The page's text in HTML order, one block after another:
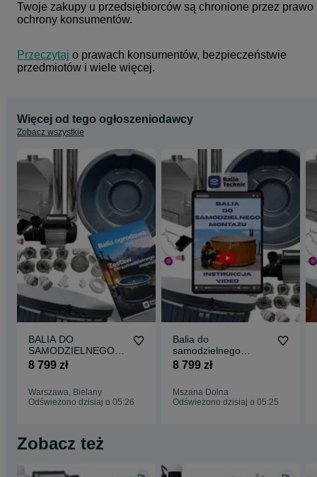
Twoje zakupy u przedsiębiorców są chronione przez prawo
ochrony konsumentów.
Przeczytaj o prawach konsumentów, bezpieczeństwie
przedmiotów i wiele więcej.
Więcej od tego ogłoszeniodawcy
Zobacz wszystkie
BALIA DO
SAMODZIELNEGO
MONTAŻU Z PIECEM
bania – wkład
akrylowy 200 cm zrob
Technic
8 799 zł
Warszawa, Bielany
Odświeżono dzisiaj o 05:26
Balia do
samodzielnego
montażu z piecem
wkład akrylowy
okrągły 200 cm
8 799 zł
Mszana Dolna
Odświeżono dzisiaj o 05:25
Zobacz też